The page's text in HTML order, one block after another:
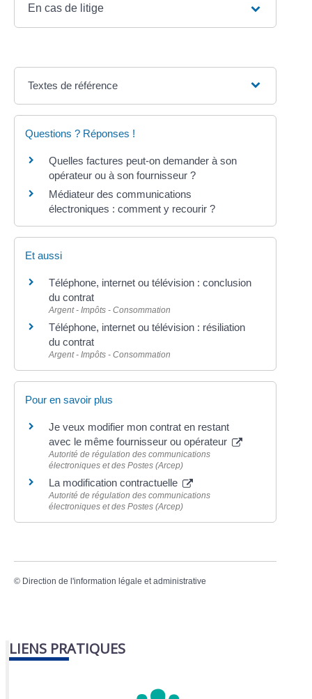
En cas de litige
Textes de référence
Questions ? Réponses !
Quelles factures peut-on demander à son
opérateur ou à son fournisseur ?
Médiateur des communications
électroniques : comment y recourir ?
Et aussi
Téléphone, internet ou télévision : conclusion
du contrat
Argent - Impôts - Consommation
Téléphone, internet ou télévision : résiliation
du contrat
Argent - Impôts - Consommation
Pour en savoir plus
Je veux modifier mon contrat en restant
avec le même fournisseur ou opérateur
Autorité de régulation des communications
électroniques et des Postes (Arcep)
La modification contractuelle
Autorité de régulation des communications
électroniques et des Postes (Arcep)
© Direction de l'information légale et administrative
LIENS PRATIQUES